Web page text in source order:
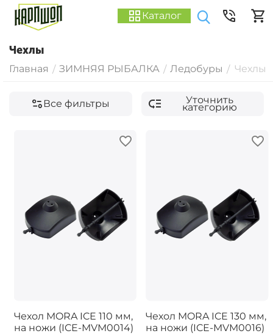
Каталог
Чехлы
Главная / ЗИМНЯЯ РЫБАЛКА / Ледобуры / Чехлы
Все фильтры Уточнить
категорию
Чехол MORA ICE 110 мм,
на ножи (ICE-MVM0014)
Чехол MORA ICE 130 мм,
на ножи (ICE-MVM0016)